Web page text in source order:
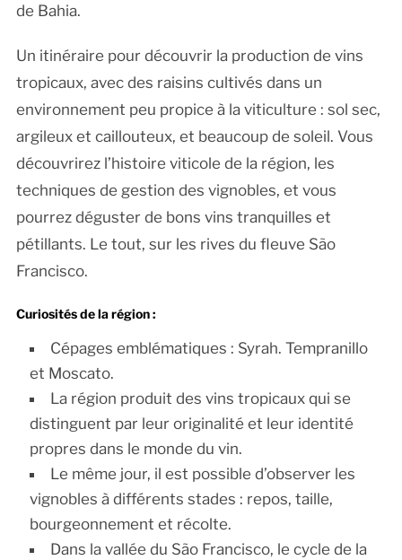
de Bahia.
Un itinéraire pour découvrir la production de vins
tropicaux, avec des raisins cultivés dans un
environnement peu propice à la viticulture : sol sec,
argileux et caillouteux, et beaucoup de soleil. Vous
découvrirez l’histoire viticole de la région, les
techniques de gestion des vignobles, et vous
pourrez déguster de bons vins tranquilles et
pétillants. Le tout, sur les rives du fleuve São
Francisco.
Curiosités de la région :
Cépages emblématiques : Syrah. Tempranillo
et Moscato.
La région produit des vins tropicaux qui se
distinguent par leur originalité et leur identité
propres dans le monde du vin.
Le même jour, il est possible d’observer les
vignobles à différents stades : repos, taille,
bourgeonnement et récolte.
Dans la vallée du São Francisco, le cycle de la